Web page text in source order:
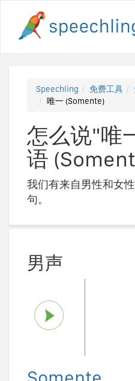
Speechling 免费工具
唯一 (Somente)
怎么说"唯
语
我们有来自男性和女
句。
男声